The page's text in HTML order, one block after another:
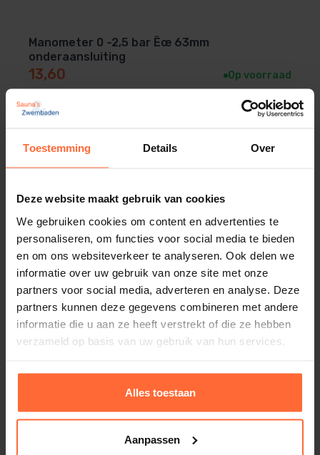
Toestemming Details Over
Deze website maakt gebruik van cookies
We gebruiken cookies om content en advertenties te
personaliseren, om functies voor social media te bieden
en om ons websiteverkeer te analyseren. Ook delen we
informatie over uw gebruik van onze site met onze
partners voor social media, adverteren en analyse. Deze
partners kunnen deze gegevens combineren met andere
informatie die u aan ze heeft verstrekt of die ze hebben
verzameld op basis van uw gebruik van hun services.
Alles toestaan
Aanpassen
Manometer 0 -2,5 bar Ëœ 63mm
onderaansluiting
13,60 Op voorraad
Manometer 0 -4 bar Ëœ 63mm